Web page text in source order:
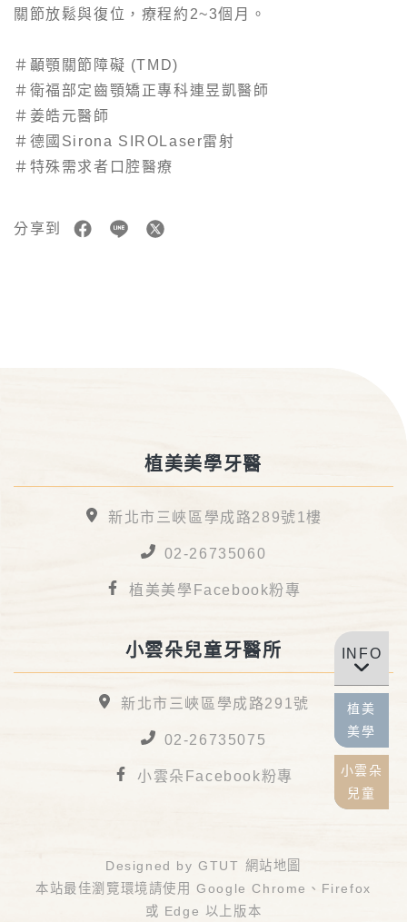
關節放鬆與復位，療程約2~3個月。
＃顳顎關節障礙 (TMD)
＃衛福部定齒顎矯正專科連昱凱醫師
＃姜皓元醫師
＃德國Sirona SIROLaser雷射
＃特殊需求者口腔醫療
分享到
植美美學牙醫
新北市三峽區學成路289號1樓
02-26735060
植美美學Facebook粉專
小雲朵兒童牙醫所
新北市三峽區學成路291號
02-26735075
小雲朵Facebook粉專
Designed byGTUT 網站地圖
本站最佳瀏覽環境請使用 Google Chrome、Firefox
或 Edge 以上版本
INFO
植美
美學
小雲朵
兒童